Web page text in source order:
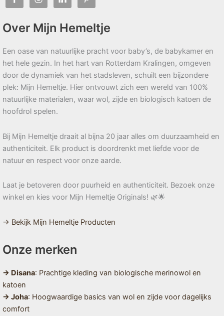
Over Mijn Hemeltje
Een oase van natuurlijke pracht voor baby’s, de babykamer en
het hele gezin. In het hart van Rotterdam Kralingen, omgeven
door de dynamiek van het stadsleven, schuilt een bijzondere
plek: Mijn Hemeltje. Hier ontvouwt zich een wereld van 100%
natuurlijke materialen, waar wol, zijde en biologisch katoen de
hoofdrol spelen.
Bij Mijn Hemeltje draait al bijna 20 jaar alles om duurzaamheid en
authenticiteit. Elk product is doordrenkt met liefde voor de
natuur en respect voor onze aarde.
Laat je betoveren door puurheid en authenticiteit. Bezoek onze
winkel en kies voor Mijn Hemeltje Originals! 🌿🌟
→ Bekijk Mijn Hemeltje Producten
Onze merken
→ Disana: Prachtige kleding van biologische merinowol en
katoen
→ Joha: Hoogwaardige basics van wol en zijde voor dagelijks
comfort